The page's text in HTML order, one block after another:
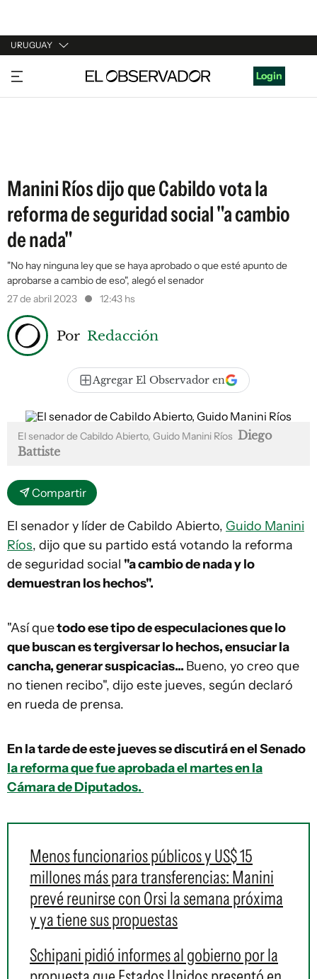
URUGUAY
URUGUAY
ARGENTINA
Login
Manini Ríos dijo que Cabildo vota la
reforma de seguridad social "a cambio
de nada"
"No hay ninguna ley que se haya aprobado o que esté apunto de
aprobarse a cambio de eso", alegó el senador
27 de abril 2023
12:43 hs
Por Redacción
Agregar El Observador en
El senador de Cabildo Abierto, Guido Manini Ríos Diego
Battiste
Compartir
El senador y líder de Cabildo Abierto, Guido Manini
Ríos, dijo que su partido está votando la reforma
de seguridad social "a cambio de nada y lo
demuestran los hechos".
"Así quetodo ese tipo de especulaciones que lo
que buscan es tergiversar lo hechos, ensuciar la
cancha, generar suspicacias... Bueno, yo creo que
no tienen recibo", dijo este jueves, según declaró
en rueda de prensa.
En la tarde de este jueves se discutirá en el Senado
la reforma que fue aprobada el martes en la
Cámara de Diputados.
Menos funcionarios públicos y US$ 15
millones más para transferencias: Manini
prevé reunirse con Orsi la semana próxima
y ya tiene sus propuestas
Schipani pidió informes al gobierno por la